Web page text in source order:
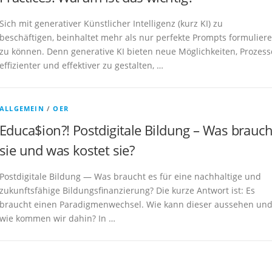
Sich mit generativer Künstlicher Intelligenz (kurz KI) zu
beschäftigen, beinhaltet mehr als nur perfekte Prompts
zu können. Denn generative KI bieten neue Möglichkeiten,
effizienter und effektiver zu gestalten, …
ALLGEMEIN /OER
Educa$ion?! Postdigitale Bildung – Was
sie und was kostet sie?
Postdigitale Bildung — Was braucht es für eine nachhaltige und
zukunftsfähige Bildungsfinanzierung? Die kurze Antwort ist: Es
braucht einen Paradigmenwechsel. Wie kann dieser aussehen und
wie kommen wir dahin? In …